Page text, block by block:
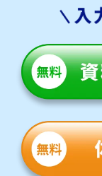
苦手科目
トライは
多くの生
数学（教
川中島中
解を定着
かった問
臨めるよ